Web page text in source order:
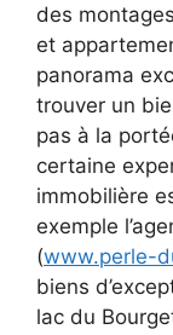
des
et
panorama
trouver un
pas à la
certaine
immobilière
exemple
(www.perle-
biens
lac du